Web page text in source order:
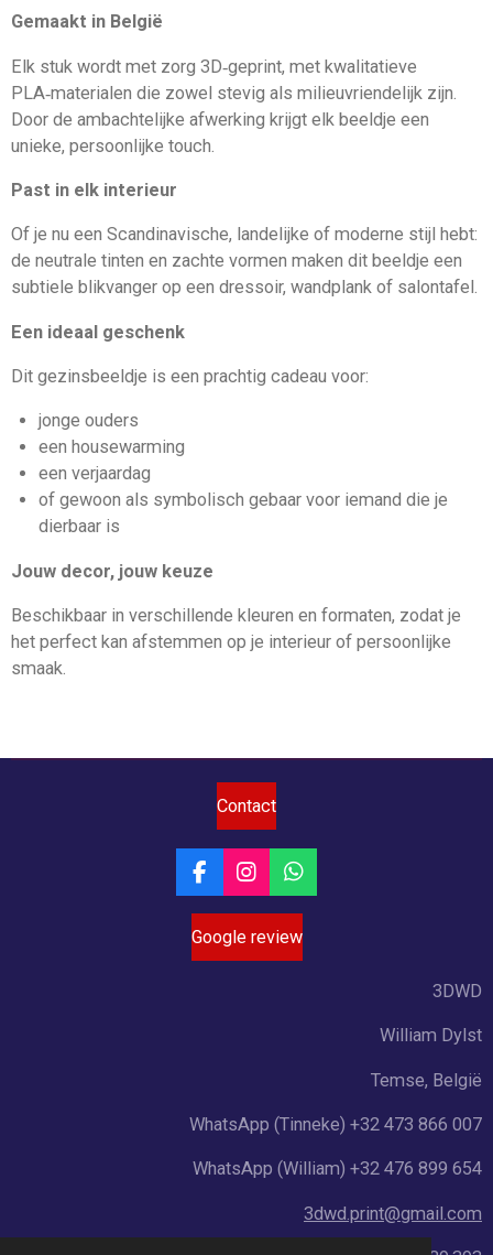
Gemaakt in België
Elk stuk wordt met zorg 3D‑geprint, met kwalitatieve
PLA‑materialen die zowel stevig als milieuvriendelijk zijn.
Door de ambachtelijke afwerking krijgt elk beeldje een
unieke, persoonlijke touch.
Past in elk interieur
Of je nu een Scandinavische, landelijke of moderne stijl hebt:
de neutrale tinten en zachte vormen maken dit beeldje een
subtiele blikvanger op een dressoir, wandplank of salontafel.
Een ideaal geschenk
Dit gezinsbeeldje is een prachtig cadeau voor:
jonge ouders
een housewarming
een verjaardag
of gewoon als symbolisch gebaar voor iemand die je
dierbaar is
Jouw decor, jouw keuze
Beschikbaar in verschillende kleuren en formaten, zodat je
het perfect kan afstemmen op je interieur of persoonlijke
smaak.
Contact
F
a
e
b
I
n
t
a
W
h
t
s
Google review
3DWD
William Dylst
Temse, België
WhatsApp (Tinneke) +32 473 866 007
WhatsApp (William) +32 476 899 654
3dwd.print@gmail.com